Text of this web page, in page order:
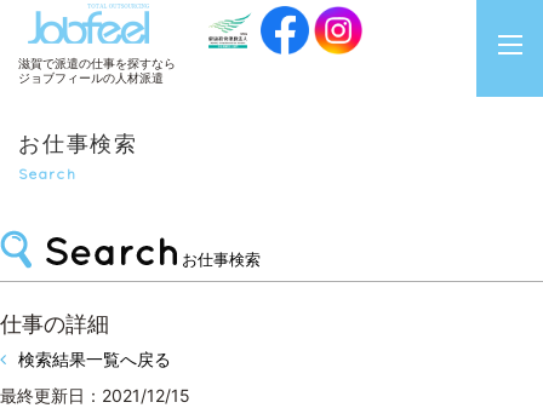
JobFeel
滋賀で派遣の仕事を探すなら
ジョブフィールの人材派遣
お仕事検索
Search
お仕事検索
仕事の詳細
検索結果一覧へ戻る
最終更新日：2021/12/15